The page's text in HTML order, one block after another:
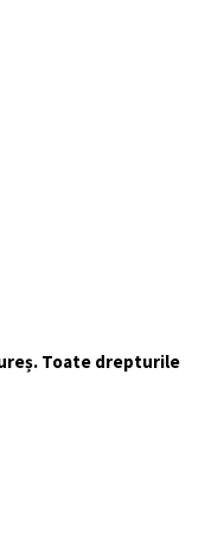
Toate drepturile